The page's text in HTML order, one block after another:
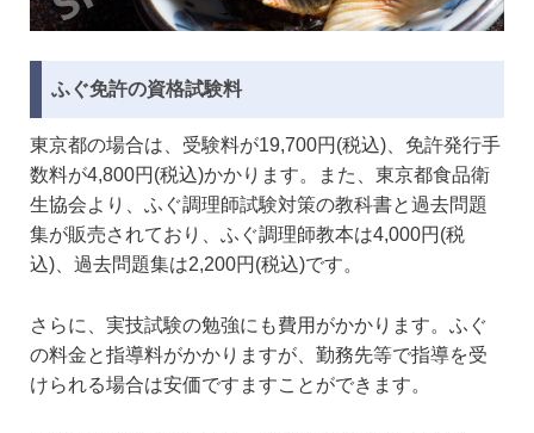
ふぐ免許の資格試験料
東京都の場合は、受験料が19,700円(税込)、免許発行手
数料が4,800円(税込)かかります。また、東京都食品衛
生協会より、ふぐ調理師試験対策の教科書と過去問題
集が販売されており、ふぐ調理師教本は4,000円(税
込)、過去問題集は2,200円(税込)です。
さらに、実技試験の勉強にも費用がかかります。ふぐ
の料金と指導料がかかりますが、勤務先等で指導を受
けられる場合は安価ですますことができます。